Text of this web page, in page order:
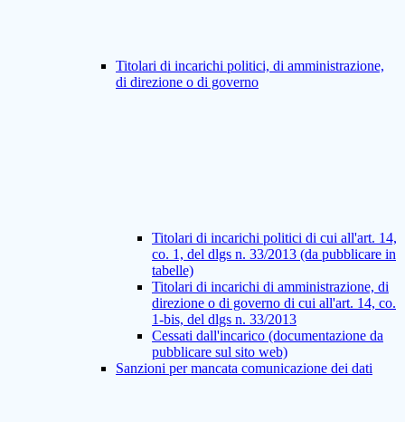
Titolari di incarichi politici, di amministrazione,
di direzione o di governo
Titolari di incarichi politici di cui all'art. 14,
co. 1, del dlgs n. 33/2013 (da pubblicare in
tabelle)
Titolari di incarichi di amministrazione, di
direzione o di governo di cui all'art. 14, co.
1-bis, del dlgs n. 33/2013
Cessati dall'incarico (documentazione da
pubblicare sul sito web)
Sanzioni per mancata comunicazione dei dati